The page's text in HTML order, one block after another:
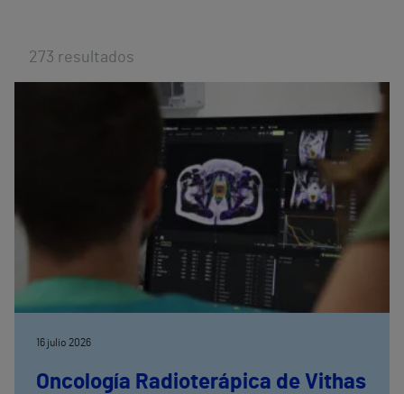
273 resultados
16 julio 2026
Oncología Radioterápica de Vithas